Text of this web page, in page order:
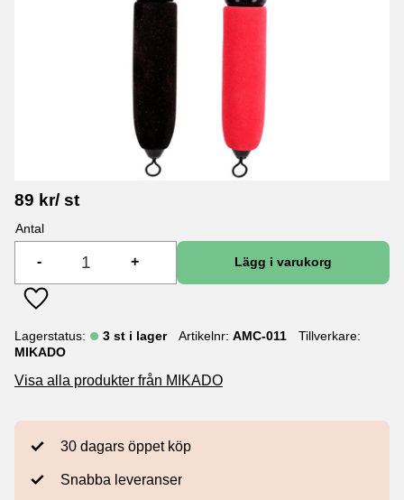
89 kr/ st
Antal
+
-
Lägg till i favoriter
Lagerstatus 3 st i lager Artikelnr AMC-011
Tillverkare
MIKADO
Visa alla produkter från MIKADO
30 dagars öppet köp
Snabba leveranser